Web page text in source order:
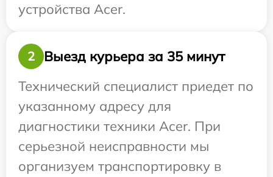
устройства Acer.
2
Выезд курьера за 35 минут
Технический специалист приедет по
указанному адресу для
диагностики техники Acer. При
серьезной неисправности мы
организуем транспортировку в